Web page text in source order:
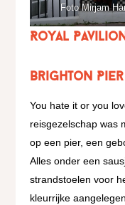
Foto Mirjam
Royal
Brighton Pier
You hate it or you
reisgezelschap was
op een pier, een
Alles onder een
strandstoelen voor
kleurrijke